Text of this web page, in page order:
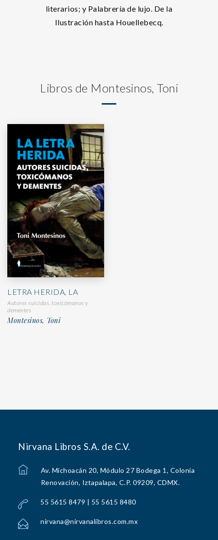
literarios; y Palabrería de lujo. De la
Ilustración hasta Houellebecq.
Libros de Montesinos, Toni
LETRA HERIDA, LA
Autores suicidas, toxicómanos y
dementes
Montesinos, Toni
Nirvana Libros S.A. de C.V.
Av. Michoacán 20, Módulo 27 Bodega 1, Colonia
Renovación, Iztapalapa, C.P. 09209, CDMX.
55 5615 8479 | 55 5615 8480
nirvana@nirvanalibros.com.mx